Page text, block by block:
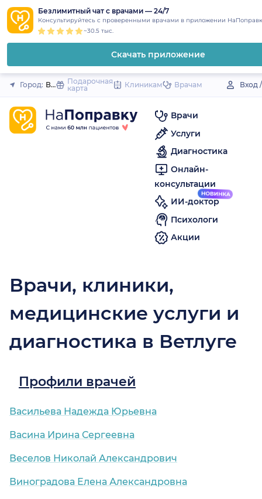
to
content
Безлимитный чат с врачами — 24/7
Консультируйтесь с проверенными врачами в приложении
~30.5 тыс.
Скачать приложение
Закрыть
Город: ВетлугаПодарочная
карта
Клиникам Врачам Вход
Врачи
Услуги
Диагностика
Онлайн-
консультации
ИИ-доктор
Психологи
Акции
Врачи, клиники,
медицинские услуги и
диагностика в Ветлуге
Профили врачей
Васильева Надежда Юрьевна
Васина Ирина Сергеевна
Веселов Николай Александрович
Виноградова Елена Александровна